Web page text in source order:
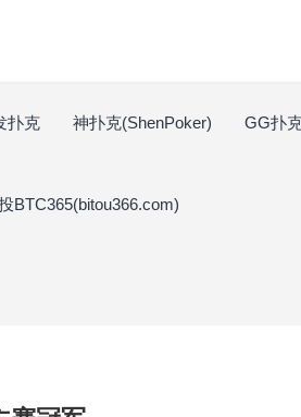
扑克 神扑克(ShenPoker) GG扑
BTC365(bitou366.com)